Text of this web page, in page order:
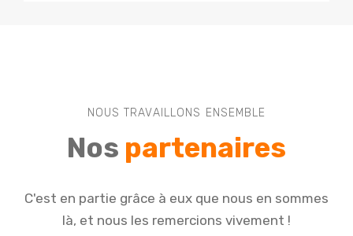
NOUS TRAVAILLONS ENSEMBLE
Nos partenaires
C'est en partie grâce à eux que nous en sommes
là, et nous les remercions vivement !